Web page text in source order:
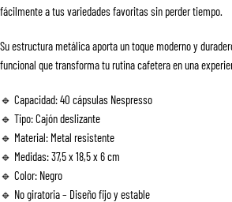
fácilmente a tus variedades favoritas sin perder tiempo.
Su estructura metálica aporta un toque moderno y
funcional que transforma tu rutina cafetera en una
🔹 Capacidad: 40 cápsulas Nespresso
🔹 Tipo: Cajón deslizante
🔹 Material: Metal resistente
🔹 Medidas: 37,5 x 18,5 x 6 cm
🔹 Color: Negro
🔹 No giratoria – Diseño fijo y estable